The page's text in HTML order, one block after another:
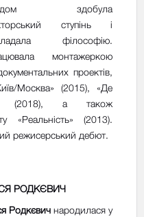
здобула
ступінь і
філософію.
монтажеркою
проектів,
Москва» (2015), «Де
(2018), а також
«Реальність» (2013).
режисерський дебют.
РОДКЄВИЧ
Родкєвич народилася у